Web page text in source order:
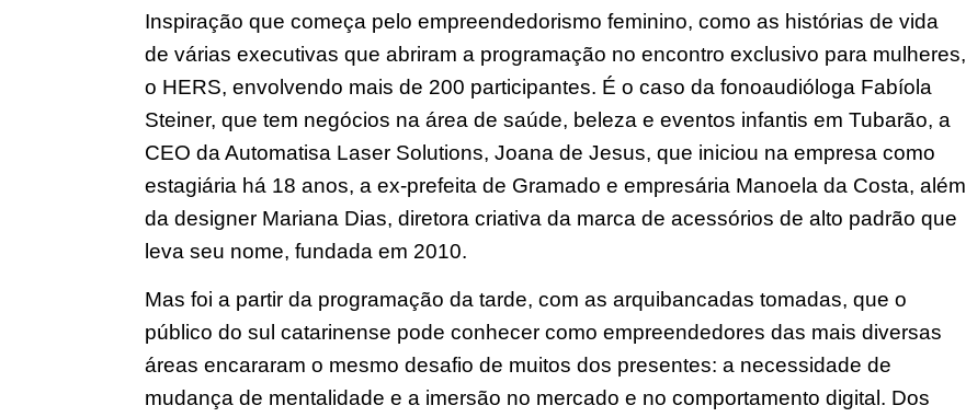
Inspiração que começa pelo empreendedorismo feminino, como as histórias de vida
de várias executivas que abriram a programação no encontro exclusivo para mulheres,
o HERS, envolvendo mais de 200 participantes. É o caso da fonoaudióloga Fabíola
Steiner, que tem negócios na área de saúde, beleza e eventos infantis em Tubarão, a
CEO da Automatisa Laser Solutions, Joana de Jesus, que iniciou na empresa como
estagiária há 18 anos, a ex-prefeita de Gramado e empresária Manoela da Costa, além
da designer Mariana Dias, diretora criativa da marca de acessórios de alto padrão que
leva seu nome, fundada em 2010.
Mas foi a partir da programação da tarde, com as arquibancadas tomadas, que o
público do sul catarinense pode conhecer como empreendedores das mais diversas
áreas encararam o mesmo desafio de muitos dos presentes: a necessidade de
mudança de mentalidade e a imersão no mercado e no comportamento digital. Dos